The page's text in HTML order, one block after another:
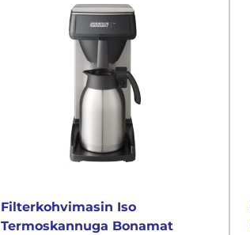
Filterkohvimasin Iso
Termoskannuga Bonamat